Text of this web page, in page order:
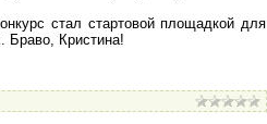
стал стартовой площадкой для
Браво, Кристина!